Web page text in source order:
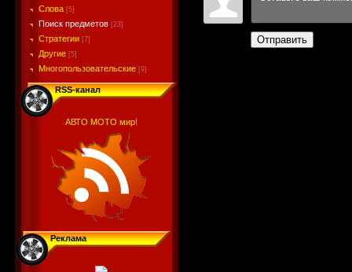
Слова [5]
Поиск предметов [23]
Стратегии [7]
Другие [5]
Многопользовательские [9]
RSS-канал
АВТО МОТО мир!
Реклама
Отправить